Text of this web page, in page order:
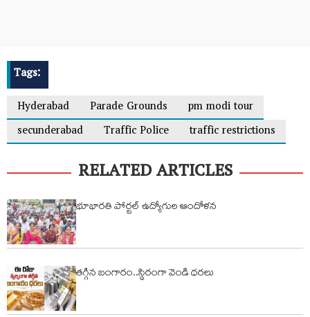
Tags:
Hyderabad
Parade Grounds
pm modi tour
secunderabad
Traffic Police traffic restrictions
RELATED ARTICLES
భూభారతి పోర్టల్ ఉద్యోగుల ఆందోళన
తగ్గిన బంగారం..స్థిరంగా వెండి ధరలు